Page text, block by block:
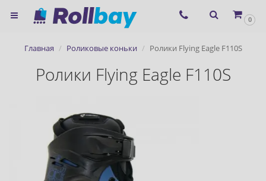
0
Главная Роликовые коньки Ролики Flying Eagle F110S
Ролики Flying Eagle F110S
×
сервиса ЯНДЕКС.МЕТРИКА и
файлов cookie
Назад